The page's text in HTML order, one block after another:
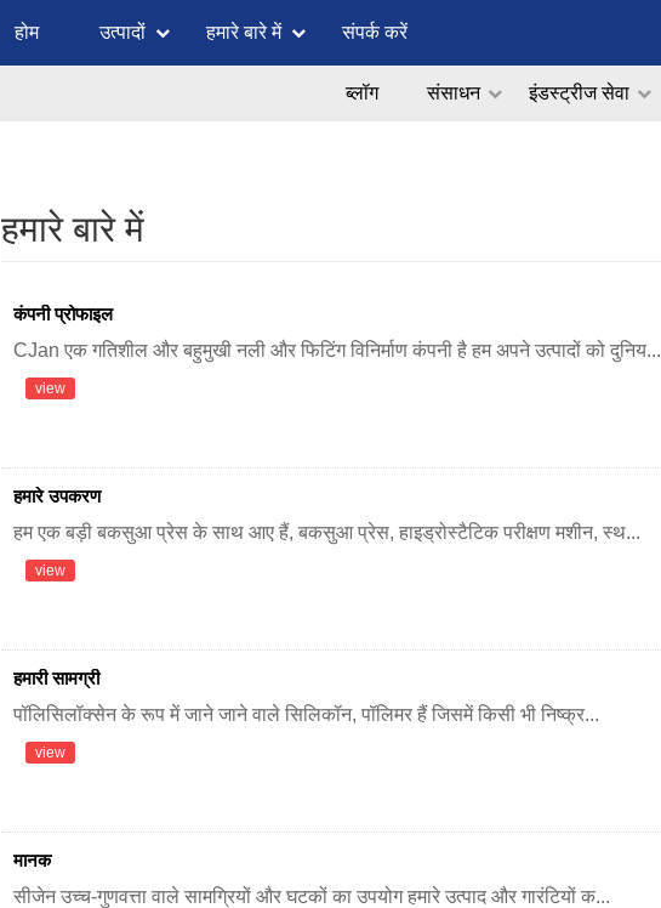
होम उत्पादों हमारे बारे में संपर्क करें
ब्लॉग संसाधन इंडस्ट्रीज सेवा
हमारे बारे में
कंपनी प्रोफाइल
CJan एक गतिशील और बहुमुखी नली और फिटिंग विनिर्माण कंपनी है हम अपने उत्पादों को दुनिय...
view
हमारे उपकरण
हम एक बड़ी बकसुआ प्रेस के साथ आए हैं, बकसुआ प्रेस, हाइड्रोस्टैटिक परीक्षण मशीन, स्थ...
view
हमारी सामग्री
पॉलिसिलॉक्सेन के रूप में जाने जाने वाले सिलिकॉन, पॉलिमर हैं जिसमें किसी भी निष्क्र...
view
मानक
सीजेन उच्च-गुणवत्ता वाले सामग्रियों और घटकों का उपयोग हमारे उत्पाद और गारंटियों क...